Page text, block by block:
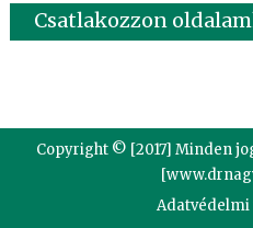
Csatlakozzon
Copyright © [2017] Minden